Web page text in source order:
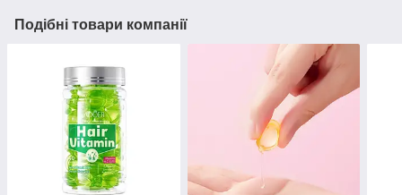
Подібні товари компанії